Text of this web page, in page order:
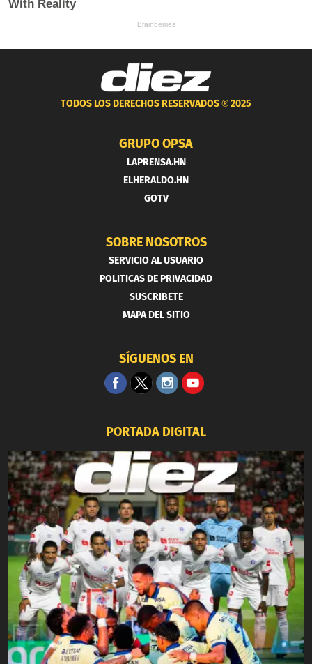
TODOS LOS DERECHOS RESERVADOS ®2025
GRUPO OPSA
LAPRENSA.HN
ELHERALDO.HN
GOTV
SOBRE NOSOTROS
SERVICIO AL USUARIO
POLITICAS DE PRIVACIDAD
SUSCRIBETE
MAPA DEL SITIO
SÍGUENOS EN
PORTADA DIGITAL